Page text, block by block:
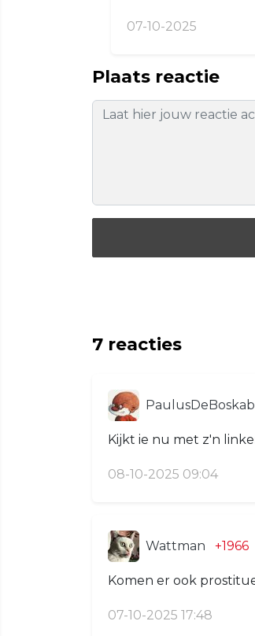
07-10-2025
Plaats reactie
7 reacties
Kijkt ie nu met z'n
08-10-2025 09:04
Wattman +1966
Komen er ook
07-10-2025 17:48